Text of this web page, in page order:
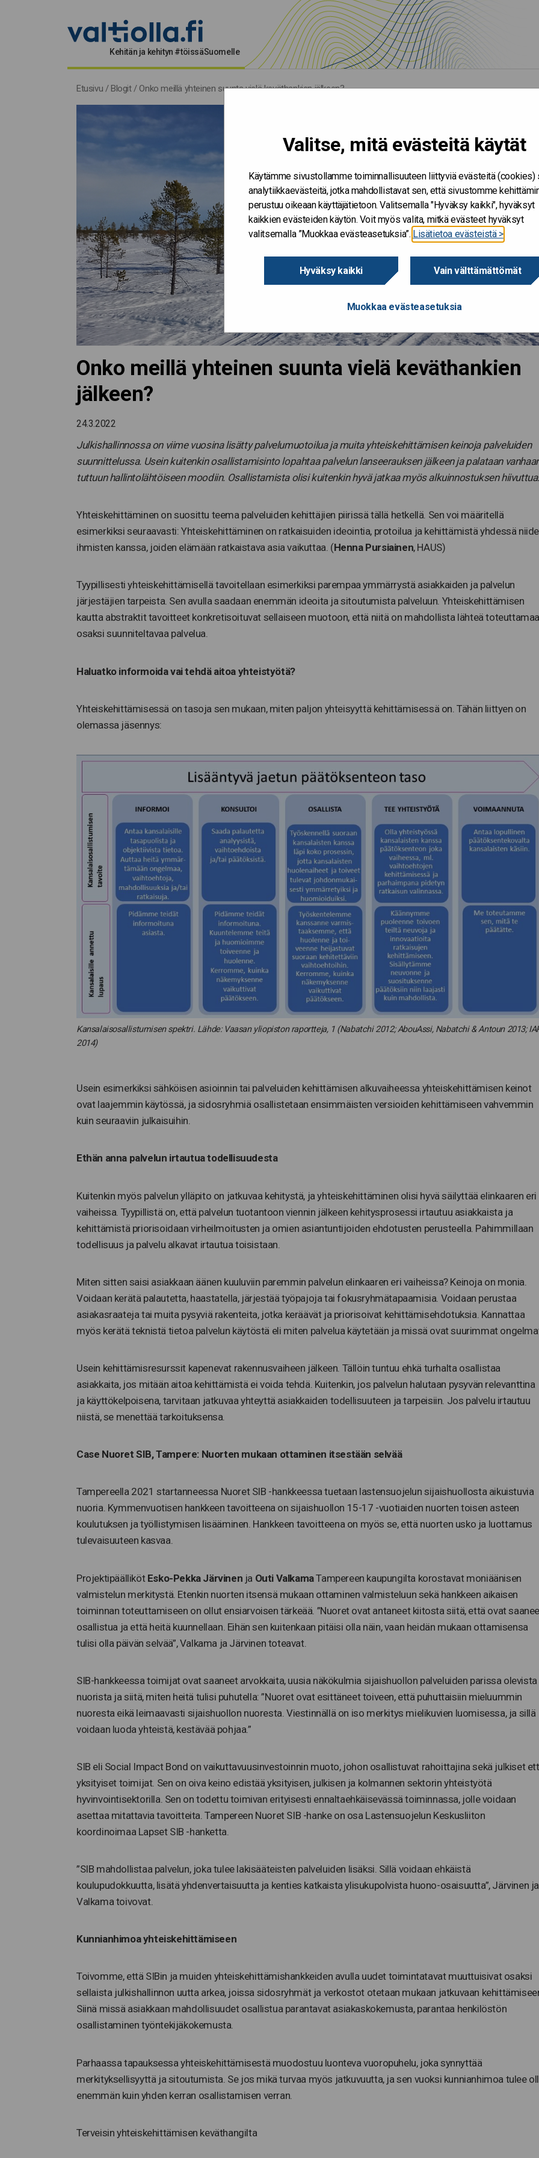
Valitse, mitä evästeitä käytät
Käytämme sivustollamme toiminnallisuuteen liittyviä evästeitä (cookies)
analytiikkaevästeitä, jotka mahdollistavat sen, että sivustomme
perustuu oikeaan käyttäjätietoon. Valitsemalla "Hyväksy kaikki", hyväksyt
kaikkien evästeiden käytön. Voit myös valita, mitkä evästeet hyväksyt
valitsemalla ”Muokkaa evästeasetuksia”. Lisätietoa evästeistä >
Hyväksy kaikki Vain välttämättömät
Muokkaa evästeasetuksia
Kehitän ja kehityn #töissäSuomelle
Etusivu / Blogit/ Onko meillä yhteinen suunta vielä keväthankien jälkeen?
Onko meillä yhteinen suunta vielä keväthankien
jälkeen?
24.3.2022
Julkishallinnossa on viime vuosina lisätty palvelumuotoilua ja muita yhteiskehittämisen keinoja palveluiden
suunnittelussa. Usein kuitenkin osallistamisinto lopahtaa palvelun lanseerauksen jälkeen ja palataan
tuttuun hallintolähtöiseen moodiin. Osallistamista olisi kuitenkin hyvä jatkaa myös alkuinnostuksen hiivuttua.
Yhteiskehittäminen on suosittu teema palveluiden kehittäjien piirissä tällä hetkellä. Sen voi määritellä
esimerkiksi seuraavasti: Yhteiskehittäminen on ratkaisuiden ideointia, protoilua ja kehittämistä yhdessä
ihmisten kanssa, joiden elämään ratkaistava asia vaikuttaa. (Henna Pursiainen, HAUS)
Tyypillisesti yhteiskehittämisellä tavoitellaan esimerkiksi parempaa ymmärrystä asiakkaiden ja palvelun
järjestäjien tarpeista. Sen avulla saadaan enemmän ideoita ja sitoutumista palveluun. Yhteiskehittämisen
kautta abstraktit tavoitteet konkretisoituvat sellaiseen muotoon, että niitä on mahdollista lähteä
osaksi suunniteltavaa palvelua.
Haluatko informoida vai tehdä aitoa yhteistyötä?
Yhteiskehittämisessä on tasoja sen mukaan, miten paljon yhteisyyttä kehittämisessä on. Tähän liittyen on
olemassa jäsennys:
Kansalaisosallistumisen spektri. Lähde: Vaasan yliopiston raportteja, 1 (Nabatchi 2012; AbouAssi, Nabatchi & Antoun 2013;
2014)
Usein esimerkiksi sähköisen asioinnin tai palveluiden kehittämisen alkuvaiheessa yhteiskehittämisen keinot
ovat laajemmin käytössä, ja sidosryhmiä osallistetaan ensimmäisten versioiden kehittämiseen vahvemmin
kuin seuraaviin julkaisuihin.
Ethän anna palvelun irtautua todellisuudesta
Kuitenkin myös palvelun ylläpito on jatkuvaa kehitystä, ja yhteiskehittäminen olisi hyvä säilyttää elinkaaren eri
vaiheissa. Tyypillistä on, että palvelun tuotantoon viennin jälkeen kehitysprosessi irtautuu asiakkaista ja
kehittämistä priorisoidaan virheilmoitusten ja omien asiantuntijoiden ehdotusten perusteella. Pahimmillaan
todellisuus ja palvelu alkavat irtautua toisistaan.
Miten sitten saisi asiakkaan äänen kuuluviin paremmin palvelun elinkaaren eri vaiheissa? Keinoja on monia.
Voidaan kerätä palautetta, haastatella, järjestää työpajoja tai fokusryhmätapaamisia. Voidaan perustaa
asiakasraateja tai muita pysyviä rakenteita, jotka keräävät ja priorisoivat kehittämisehdotuksia. Kannattaa
myös kerätä teknistä tietoa palvelun käytöstä eli miten palvelua käytetään ja missä ovat suurimmat
Usein kehittämisresurssit kapenevat rakennusvaiheen jälkeen. Tällöin tuntuu ehkä turhalta osallistaa
asiakkaita, jos mitään aitoa kehittämistä ei voida tehdä. Kuitenkin, jos palvelun halutaan pysyvän relevanttina
ja käyttökelpoisena, tarvitaan jatkuvaa yhteyttä asiakkaiden todellisuuteen ja tarpeisiin. Jos palvelu irtautuu
niistä, se menettää tarkoituksensa.
Case Nuoret SIB, Tampere: Nuorten mukaan ottaminen itsestään selvää
Tampereella 2021 startanneessa Nuoret SIB -hankkeessa tuetaan lastensuojelun sijaishuollosta aikuistuvia
nuoria. Kymmenvuotisen hankkeen tavoitteena on sijaishuollon 15-17 -vuotiaiden nuorten toisen asteen
koulutuksen ja työllistymisen lisääminen. Hankkeen tavoitteena on myös se, että nuorten usko ja luottamus
tulevaisuuteen kasvaa.
Projektipäälliköt Esko-Pekka Järvinen ja Outi ValkamaTampereen kaupungilta korostavat moniäänisen
valmistelun merkitystä. Etenkin nuorten itsensä mukaan ottaminen valmisteluun sekä hankkeen aikaisen
toiminnan toteuttamiseen on ollut ensiarvoisen tärkeää. ”Nuoret ovat antaneet kiitosta siitä, että ovat
osallistua ja että heitä kuunnellaan. Eihän sen kuitenkaan pitäisi olla näin, vaan heidän mukaan ottamisensa
tulisi olla päivän selvää”, Valkama ja Järvinen toteavat.
SIB-hankkeessa toimijat ovat saaneet arvokkaita, uusia näkökulmia sijaishuollon palveluiden parissa olevista
nuorista ja siitä, miten heitä tulisi puhutella: ”Nuoret ovat esittäneet toiveen, että puhuttaisiin mieluummin
nuoresta eikä leimaavasti sijaishuollon nuoresta. Viestinnällä on iso merkitys mielikuvien luomisessa, ja sillä
voidaan luoda yhteistä, kestävää pohjaa.”
SIB eli Social Impact Bond on vaikuttavuusinvestoinnin muoto, johon osallistuvat rahoittajina sekä julkiset
yksityiset toimijat. Sen on oiva keino edistää yksityisen, julkisen ja kolmannen sektorin yhteistyötä
hyvinvointisektorilla. Sen on todettu toimivan erityisesti ennaltaehkäisevässä toiminnassa, jolle voidaan
asettaa mitattavia tavoitteita. Tampereen Nuoret SIB -hanke on osa Lastensuojelun Keskusliiton
koordinoimaa Lapset SIB -hanketta.
”SIB mahdollistaa palvelun, joka tulee lakisääteisten palveluiden lisäksi. Sillä voidaan ehkäistä
koulupudokkuutta, lisätä yhdenvertaisuutta ja kenties katkaista ylisukupolvista huono-osaisuutta”, Järvinen ja
Valkama toivovat.
Kunnianhimoa yhteiskehittämiseen
Toivomme, että SIBin ja muiden yhteiskehittämishankkeiden avulla uudet toimintatavat muuttuisivat osaksi
sellaista julkishallinnon uutta arkea, joissa sidosryhmät ja verkostot otetaan mukaan jatkuvaan
Siinä missä asiakkaan mahdollisuudet osallistua parantavat asiakaskokemusta, parantaa henkilöstön
osallistaminen työntekijäkokemusta.
Parhaassa tapauksessa yhteiskehittämisestä muodostuu luonteva vuoropuhelu, joka synnyttää
merkityksellisyyttä ja sitoutumista. Se jos mikä turvaa myös jatkuvuutta, ja sen vuoksi kunnianhimoa tulee
enemmän kuin yhden kerran osallistamisen verran.
Terveisin yhteiskehittämisen keväthangilta